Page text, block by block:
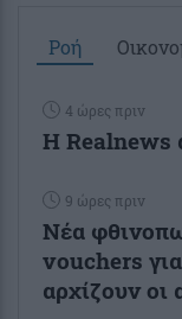
Ροή
4 ώρες πριν
Η Realnews
9 ώρες πριν
Νέα
vouchers
αρχίζουν οι